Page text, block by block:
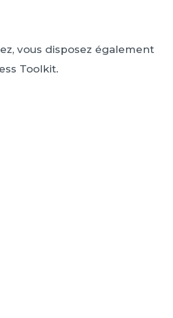
vous disposez également
Toolkit.